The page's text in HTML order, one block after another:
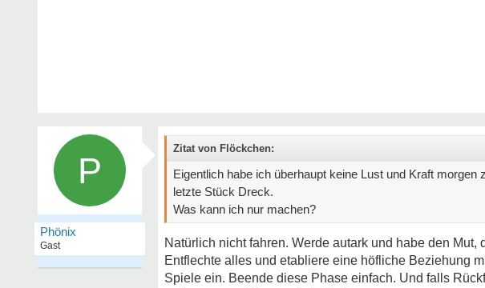
P
Phönix
Gast
Zitat von Flöckchen:
Eigentlich habe ich überhaupt keine Lust und Kraft
letzte Stück Dreck.
Was kann ich nur machen?
Natürlich nicht fahren. Werde autark und habe den Mut,
Entflechte alles und etabliere eine höfliche Beziehung
Spiele ein. Beende diese Phase einfach. Und falls